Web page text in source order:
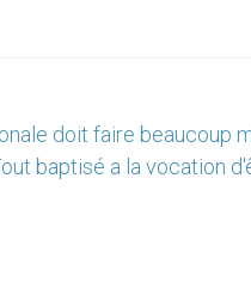
doit faire beaucoup
baptisé a la vocation